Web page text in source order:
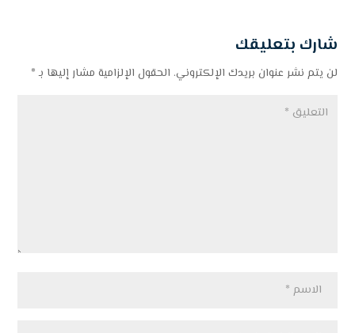
شارك بتعليقك
لن يتم نشر عنوان بريدك الإلكتروني. الحقول الإلزامية مشار إليها بـ*